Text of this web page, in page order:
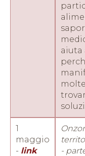
aiuta
1
maggio
- link
-